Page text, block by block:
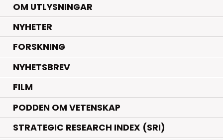
OM UTLYSNINGAR
NYHETER.
FORSKNING.
NYHETSBREV
FILM
PODDEN OM VETENSKAP
STRATEGIC RESEARCH INDEX (SRI)